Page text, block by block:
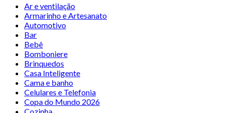
Ar e ventilação
Armarinho e Artesanato
Automotivo
Bar
Bebê
Bomboniere
Brinquedos
Casa Inteligente
Cama e banho
Celulares e Telefonia
Copa do Mundo 2026